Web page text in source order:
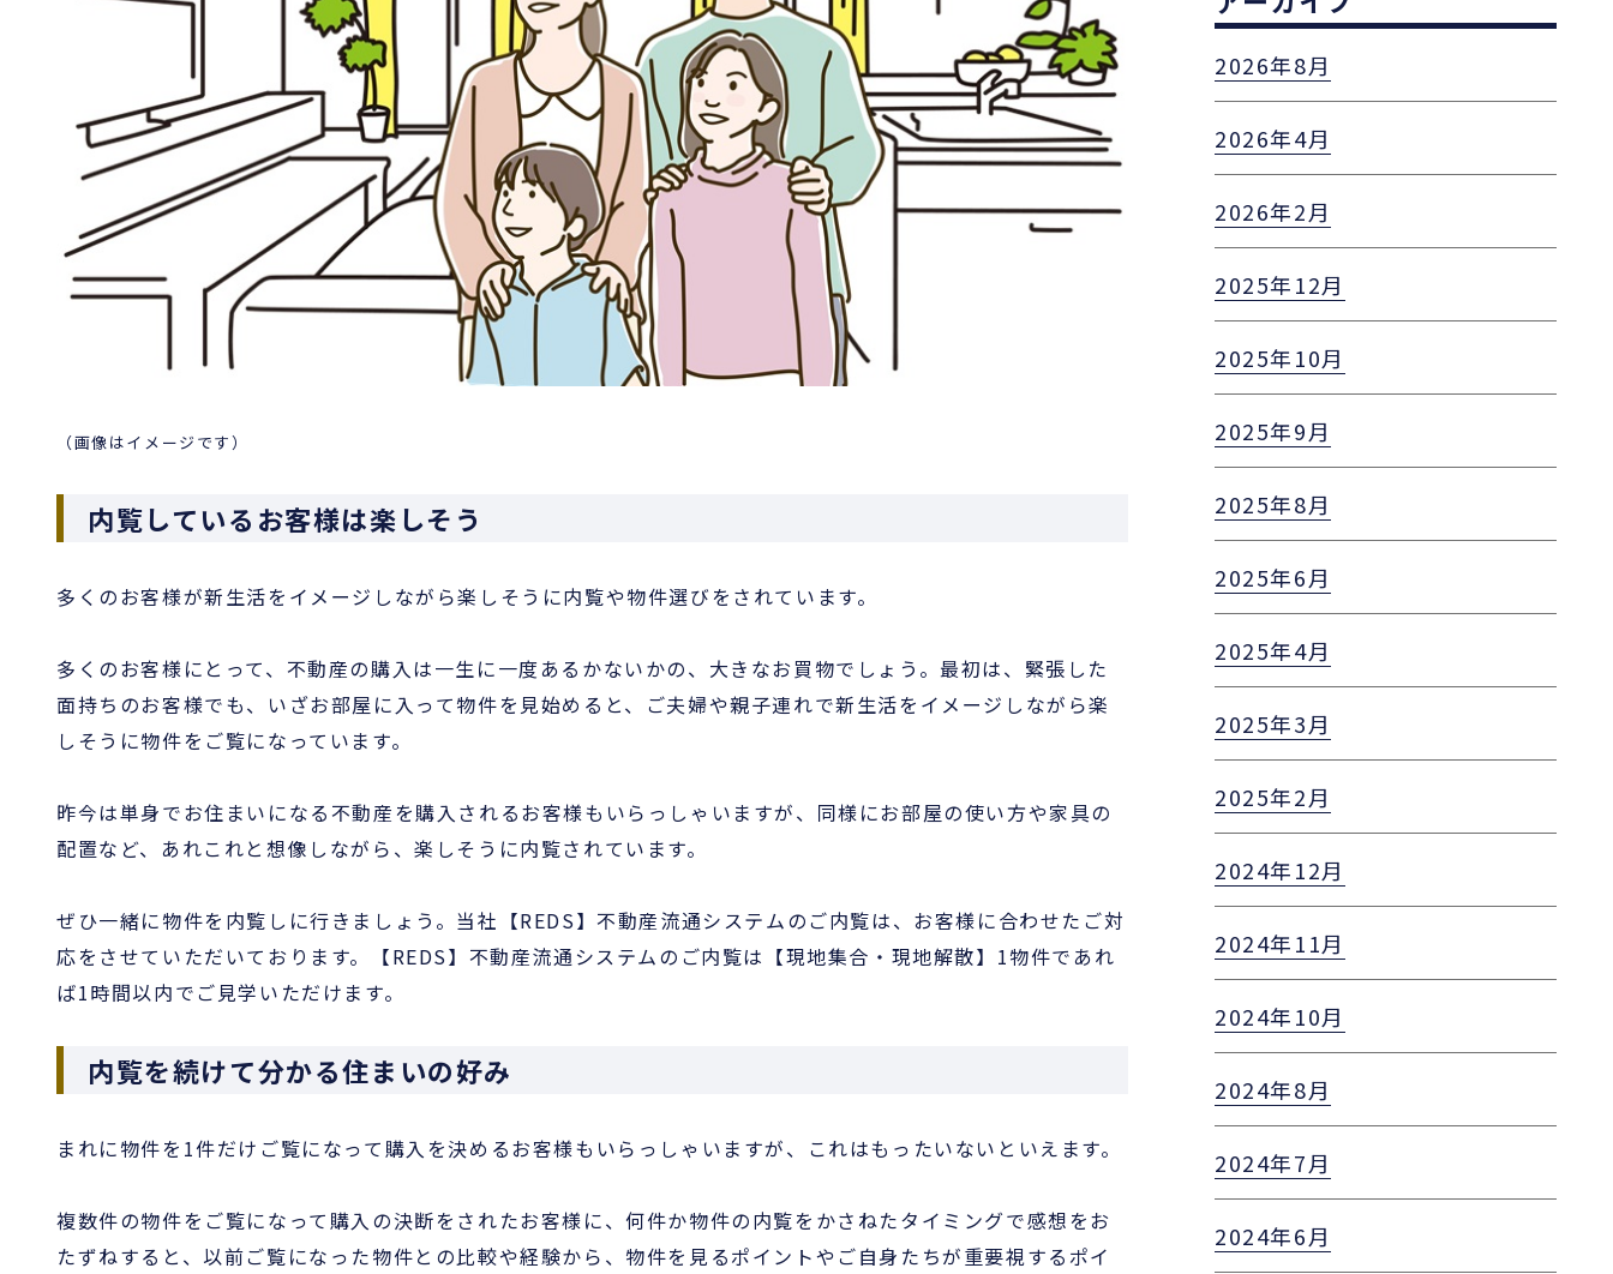
（画像はイメージです）
内覧しているお客様は楽しそう
多くのお客様が新生活をイメージしながら楽しそうに内覧や物件選びをされています。
多くのお客様にとって、不動産の購入は一生に一度あるかないかの、大きなお買物でしょう。最初は、緊張した
面持ちのお客様でも、いざお部屋に入って物件を見始めると、ご夫婦や親子連れで新生活をイメージしながら楽
しそうに物件をご覧になっています。
昨今は単身でお住まいになる不動産を購入されるお客様もいらっしゃいますが、同様にお部屋の使い方や家具の
配置など、あれこれと想像しながら、楽しそうに内覧されています。
ぜひ一緒に物件を内覧しに行きましょう。当社【REDS】不動産流通システムのご内覧は、お客様に合わせたご対
応をさせていただいております。【REDS】不動産流通システムのご内覧は【現地集合・現地解散】1物件であれ
ば1時間以内でご見学いただけます。
内覧を続けて分かる住まいの好み
まれに物件を1件だけご覧になって購入を決めるお客様もいらっしゃいますが、これはもったいないといえます。
複数件の物件をご覧になって購入の決断をされたお客様に、何件か物件の内覧をかさねたタイミングで感想をお
たずねすると、以前ご覧になった物件との比較や経験から、物件を見るポイントやご自身たちが重要視するポイ
2026年8月
2026年4月
2026年2月
2025年12月
2025年10月
2025年9月
2025年8月
2025年6月
2025年4月
2025年3月
2025年2月
2024年12月
2024年11月
2024年10月
2024年8月
2024年7月
2024年6月